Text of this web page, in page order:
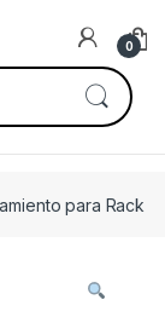
0
para Rack